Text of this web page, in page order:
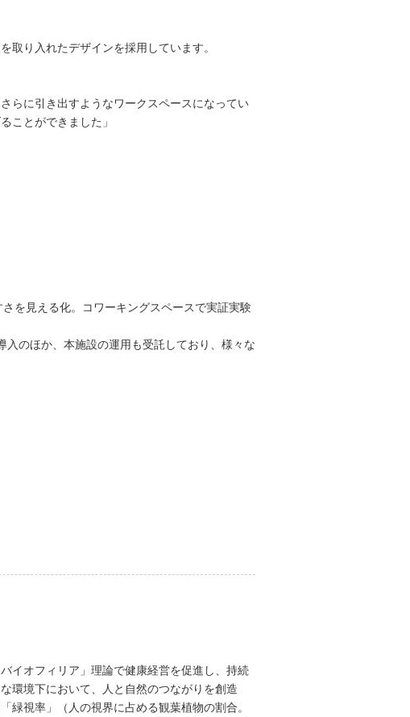
取り入れたデザインを採用しています。
らに引き出すようなワークスペースになってい
ことができました」
を見える化。コワーキングスペースで実証実験
のほか、本施設の運用も受託しており、様々な
イオフィリア」理論で健康経営を促進し、持続
環境下において、人と自然のつながりを創造
緑視率」（人の視界に占める観葉植物の割合。